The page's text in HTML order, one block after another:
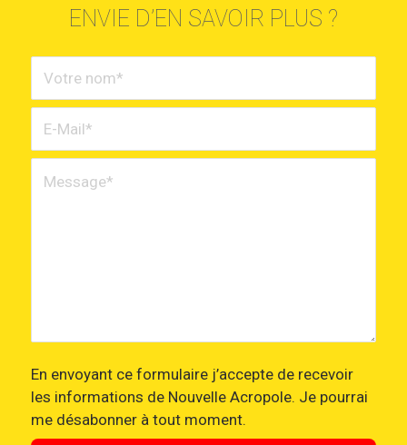
ENVIE D’EN SAVOIR PLUS ?
En envoyant ce formulaire j’accepte de recevoir
les informations de Nouvelle Acropole. Je pourrai
me désabonner à tout moment.